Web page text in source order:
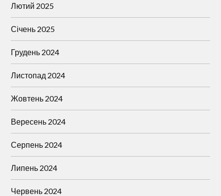
Лютий 2025
Січень 2025
Грудень 2024
Листопад 2024
Жовтень 2024
Вересень 2024
Серпень 2024
Липень 2024
Червень 2024